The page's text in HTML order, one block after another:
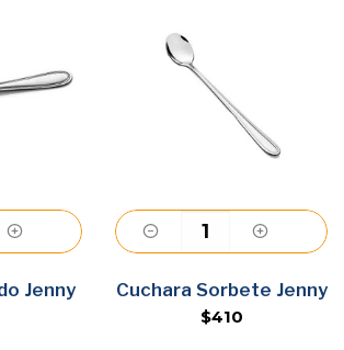
Jenny Agregar
Cuchara Sorbete Jenny
$410